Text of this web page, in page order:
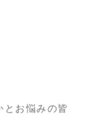
とお悩みの皆